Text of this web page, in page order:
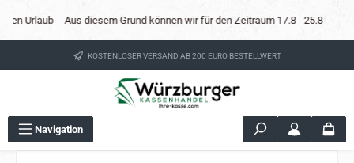
Zum Hauptinhalt springen
Urlaub -- Aus diesem Grund können wir für den Zeitraum 17.8 - 25.8 keine
KOSTENLOSER VERSAND AB 200 EURO BESTELLWERT
Navigation